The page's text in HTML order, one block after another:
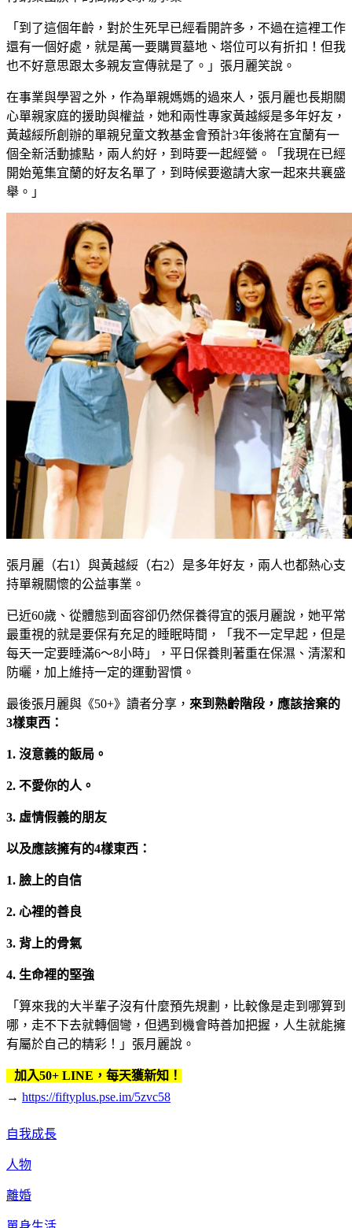
「到了這個年齡，對於生死早已經看開許多，不過在這裡工作
還有一個好處，就是萬一要購買墓地、塔位可以有折扣！但我
也不好意思跟太多親友宣傳就是了。」張月麗笑說。
在事業與學習之外，作為單親媽媽的過來人，張月麗也長期關
心單親家庭的援助與權益，她和兩性專家黃越綏是多年好友，
黃越綏所創辦的單親兒童文教基金會預計3年後將在宜蘭有一
個全新活動據點，兩人約好，到時要一起經營。「我現在已經
開始蒐集宜蘭的好友名單了，到時候要邀請大家一起來共襄盛
舉。」
張月麗（右1）與黃越綏（右2）是多年好友，兩人也都熱心支
持單親關懷的公益事業。
已近60歲、從體態到面容卻仍然保養得宜的張月麗說，她平常
最重視的就是要保有充足的睡眠時間，「我不一定早起，但是
每天一定要睡滿6～8小時」，平日保養則著重在保濕、清潔和
防曬，加上維持一定的運動習慣。
最後張月麗與《50+》讀者分享， 來到熟齡階段，應該捨棄的
3樣東西：
1. 沒意義的飯局。
2. 不愛你的人。
3. 虛情假義的朋友
以及應該擁有的4樣東西：
1. 臉上的自信
2. 心裡的善良
3. 背上的骨氣
4. 生命裡的堅強
「算來我的大半輩子沒有什麼預先規劃，比較像是走到哪算到
哪，走不下去就轉個彎，但遇到機會時善加把握，人生就能擁
有屬於自己的精彩！」張月麗說。
加入50+ LINE，每天獲新知！
→ https://fiftyplus.pse.im/5zvc58
自我成長
人物
離婚